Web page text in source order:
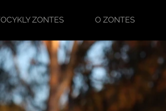
ZONTES O ZONTES